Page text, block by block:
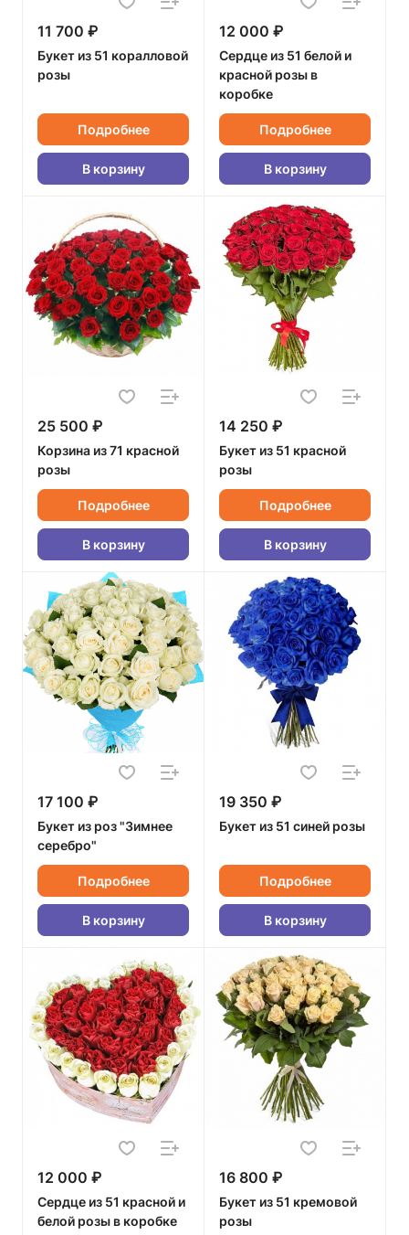
11 700 ₽
Букет из 51 коралловой
розы
Подробнее
В корзину
12 000 ₽
Сердце из 51 белой и
красной розы в
коробке
Подробнее
В корзину
25 500 ₽
Корзина из 71 красной
розы
Подробнее
В корзину
14 250 ₽
Букет из 51 красной
розы
Подробнее
В корзину
17 100 ₽
Букет из роз "Зимнее
серебро"
Подробнее
В корзину
19 350 ₽
Букет из 51 синей розы
Подробнее
В корзину
12 000 ₽
Сердце из 51 красной и
белой розы в коробке
16 800 ₽
Букет из 51 кремовой
розы